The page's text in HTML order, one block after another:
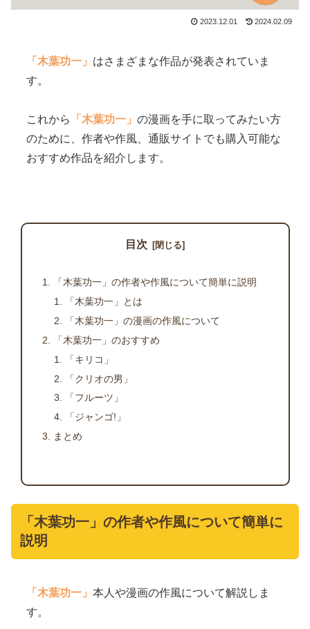
2023.12.01 2024.02.09
「木葉功一」 はさまざまな作品が発表されていま
す。
これから 「木葉功一」の漫画を手に取ってみたい方
のために、作者や作風、通販サイトでも購入可能な
おすすめ作品を紹介します。
目次
「木葉功一」の作者や作風について簡単に説明
「木葉功一」とは
「木葉功一」の漫画の作風について
「木葉功一」のおすすめ
「キリコ」
「クリオの男」
「フルーツ」
「ジャンゴ!」
まとめ
「木葉功一」の作者や作風について簡単に
説明
「木葉功一」本人や漫画の作風について解説しま
す。